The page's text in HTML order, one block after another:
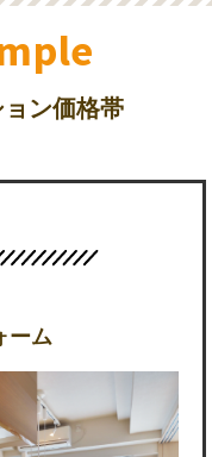
ン価格帯
ーム